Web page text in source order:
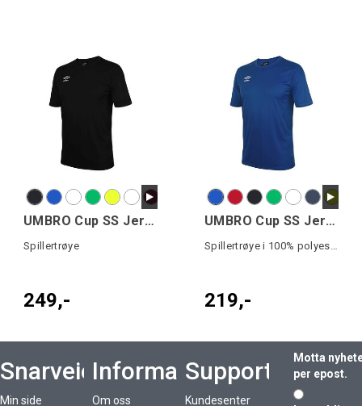
UMBRO Cup SS Jersey
Spillertrøye
249,-
UMBRO Cup SS Jersey jr
Spillertrøye i 100% polyester
219,-
Snarveier
Min side
Informasjon
Om oss
Support
Kundesenter
Motta
per epost.